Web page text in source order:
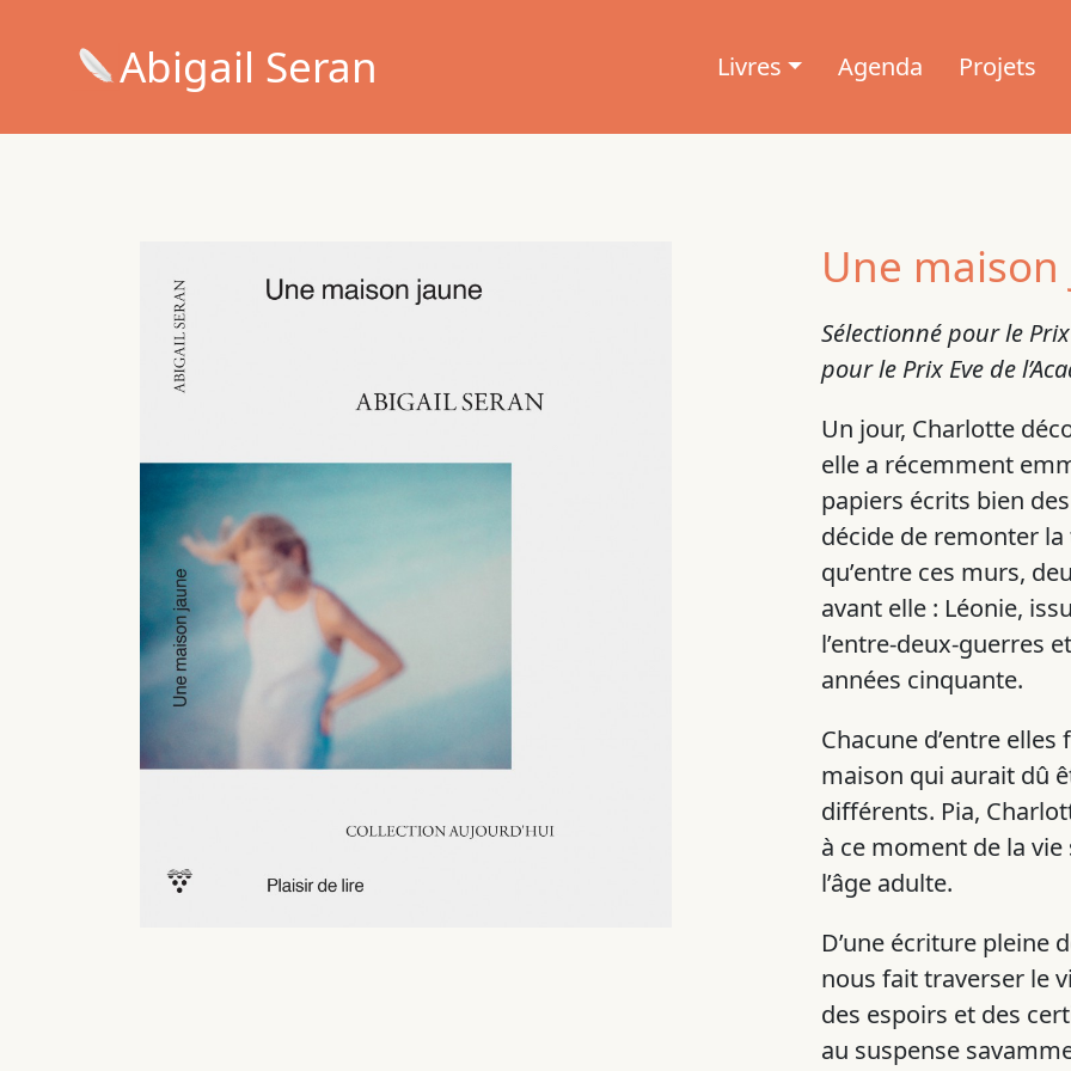
Abigail Seran Livres Agenda Projets
Une
Sélectionné pour le
pour le Prix Eve de
Un jour, Charlotte
elle a récemment
papiers écrits bien
décide de remonter la
qu’entre ces murs,
avant elle : Léonie,
l’entre-deux-guerres
années cinquante.
Chacune d’entre
maison qui aurait dû
différents. Pia,
à ce moment de la vie
l’âge adulte.
D’une écriture pleine
nous fait traverser le
des espoirs et des
au suspense